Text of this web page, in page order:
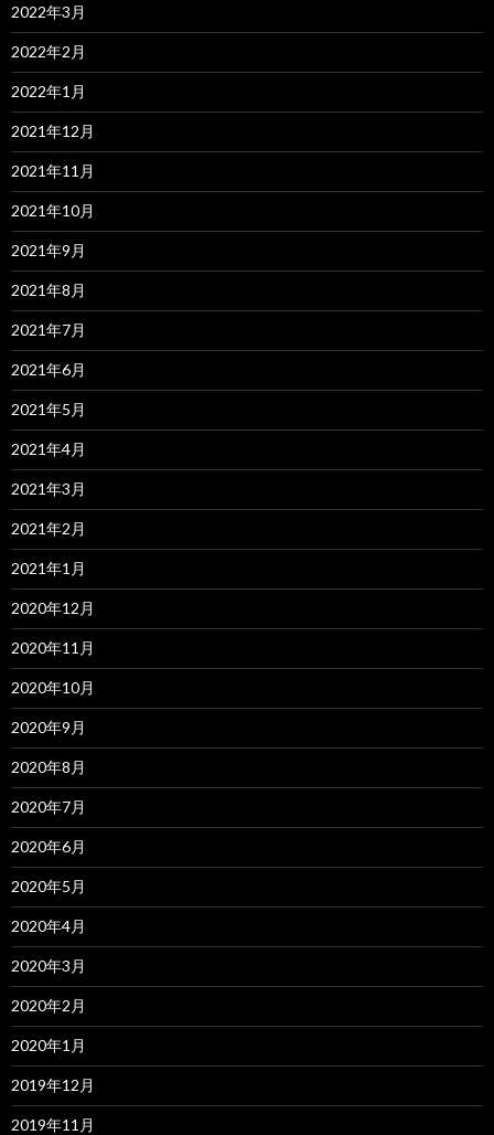
2022年3月
2022年2月
2022年1月
2021年12月
2021年11月
2021年10月
2021年9月
2021年8月
2021年7月
2021年6月
2021年5月
2021年4月
2021年3月
2021年2月
2021年1月
2020年12月
2020年11月
2020年10月
2020年9月
2020年8月
2020年7月
2020年6月
2020年5月
2020年4月
2020年3月
2020年2月
2020年1月
2019年12月
2019年11月